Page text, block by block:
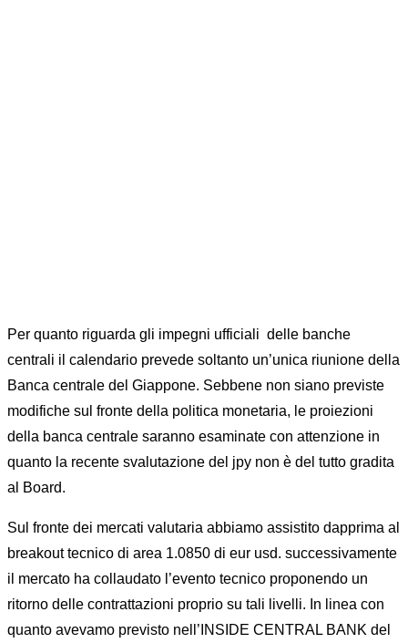
Per quanto riguarda gli impegni ufficiali delle banche
centrali il calendario prevede soltanto un’unica riunione della
Banca centrale del Giappone. Sebbene non siano previste
modifiche sul fronte della politica monetaria, le proiezioni
della banca centrale saranno esaminate con attenzione in
quanto la recente svalutazione del jpy non è del tutto gradita
al Board.
Sul fronte dei mercati valutaria abbiamo assistito dapprima al
breakout tecnico di area 1.0850 di eur usd. successivamente
il mercato ha collaudato l’evento tecnico proponendo un
ritorno delle contrattazioni proprio su tali livelli. In linea con
quanto avevamo previsto nell’INSIDE CENTRAL BANK del